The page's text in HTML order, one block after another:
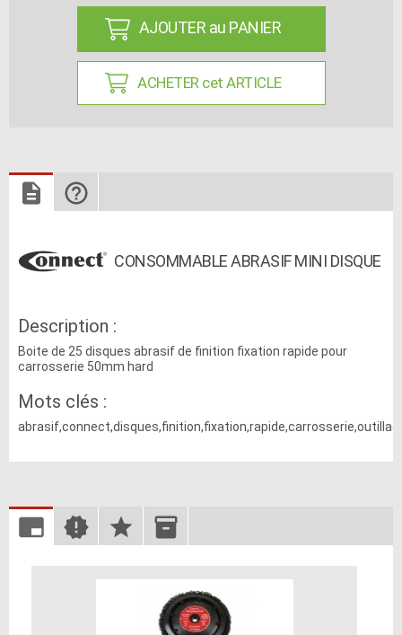
AJOUTER au PANIER
ACHETER cet ARTICLE
CONSOMMABLE ABRASIF MINI DISQUE
Description :
Boite de 25 disques abrasif de finition fixation rapide pour
carrosserie 50mm hard
Mots clés :